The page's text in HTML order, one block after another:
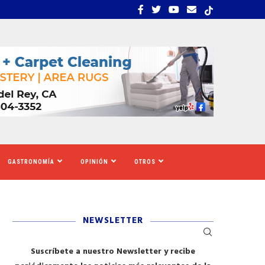
TIGRES DEL NORTE, LILA... LOS SOLICITANTES DE
GASTRONOMÍA OPINIÓN OTROS
NEWSLETTER
Suscríbete a nuestro Newsletter y recibe